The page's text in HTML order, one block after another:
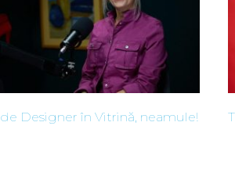
Designer în Vitrină, neamule!